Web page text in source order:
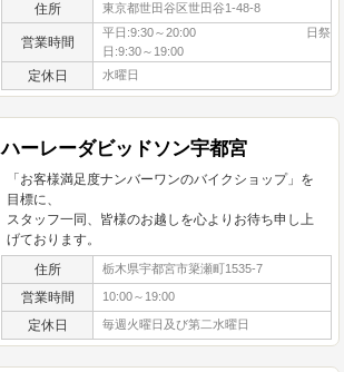
住所 東京都世田谷区世田谷1-48-8
営業時間
平日:9:30～20:00 日祭
日:9:30～19:00
定休日 水曜日
ハーレーダビッドソン宇都宮
「お客様満足度ナンバーワンのバイクショップ」を
目標に、
スタッフ一同、皆様のお越しを心よりお待ち申し上
げております。
住所 栃木県宇都宮市簗瀬町1535-7
営業時間 10:00～19:00
定休日 毎週火曜日及び第二水曜日